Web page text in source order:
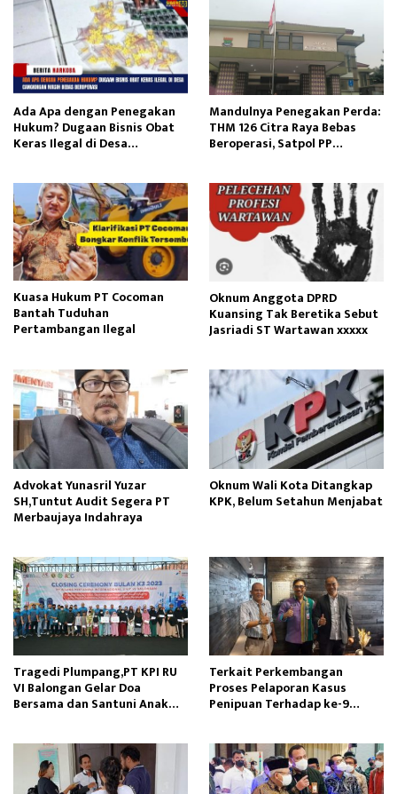
Ada Apa dengan Penegakan
Hukum? Dugaan Bisnis Obat
Keras Ilegal di Desa
Mandulnya Penegakan Perda:
THM 126 Citra Raya Bebas
Beroperasi, Satpol PP
Kuasa Hukum PT Cocoman
Bantah Tuduhan
Pertambangan Ilegal
Oknum Anggota DPRD
Kuansing Tak Beretika Sebut
Jasriadi ST Wartawan xxxxx
Advokat Yunasril Yuzar
SH,Tuntut Audit Segera PT
Merbaujaya Indahraya
Oknum Wali Kota Ditangkap
KPK, Belum Setahun Menjabat
Tragedi Plumpang,PT KPI RU
VI Balongan Gelar Doa
Bersama dan Santuni Anak
Terkait Perkembangan
Proses Pelaporan Kasus
Penipuan Terhadap ke-9